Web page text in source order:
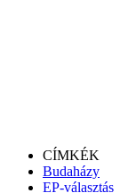
CÍMKÉK
Budaházy
EP-választás